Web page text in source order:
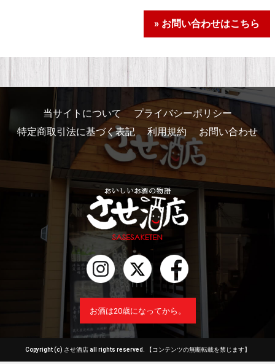
» お問い合わせはこちら
当サイトについて
プライバシーポリシー
特定商取引法に基づく表記
利用規約 お問い合わせ
お酒は20歳になってから。
Copyright (c) させ酒店 all rights reserved. 【コンテンツの無断転載を禁じます】